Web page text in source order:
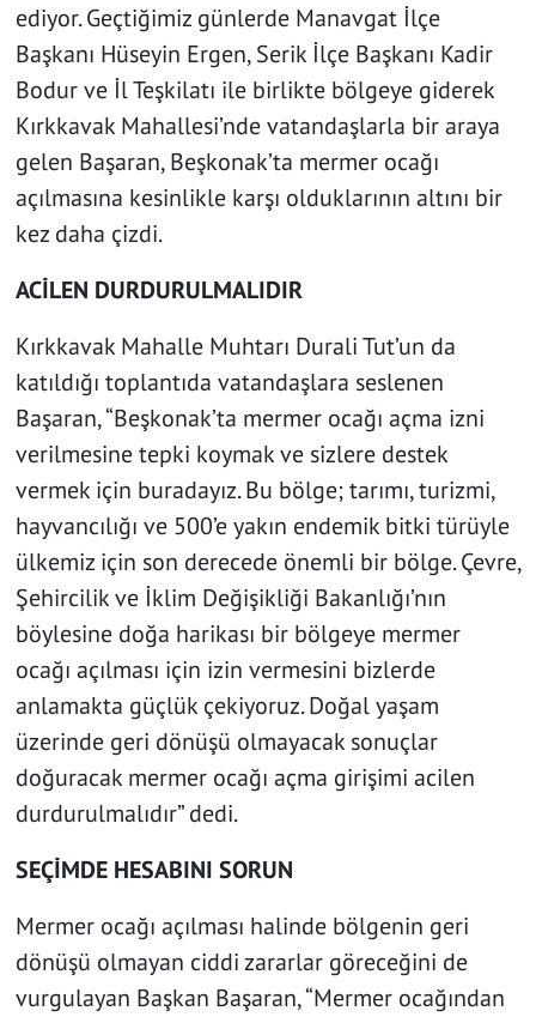
ediyor. Geçtiğimiz günlerde Manavgat İlçe
Başkanı Hüseyin Ergen, Serik İlçe Başkanı Kadir
Bodur ve İl Teşkilatı ile birlikte bölgeye giderek
Kırkkavak Mahallesi’nde vatandaşlarla bir araya
gelen Başaran, Beşkonak’ta mermer ocağı
açılmasına kesinlikle karşı olduklarının altını bir
kez daha çizdi.
ACİLEN DURDURULMALIDIR
Kırkkavak Mahalle Muhtarı Durali Tut’un da
katıldığı toplantıda vatandaşlara seslenen
Başaran, “Beşkonak’ta mermer ocağı açma izni
verilmesine tepki koymak ve sizlere destek
vermek için buradayız. Bu bölge; tarımı, turizmi,
hayvancılığı ve 500’e yakın endemik bitki türüyle
ülkemiz için son derecede önemli bir bölge. Çevre,
Şehircilik ve İklim Değişikliği Bakanlığı’nın
böylesine doğa harikası bir bölgeye mermer
ocağı açılması için izin vermesini bizlerde
anlamakta güçlük çekiyoruz. Doğal yaşam
üzerinde geri dönüşü olmayacak sonuçlar
doğuracak mermer ocağı açma girişimi acilen
durdurulmalıdır” dedi.
SEÇİMDE HESABINI SORUN
Mermer ocağı açılması halinde bölgenin geri
dönüşü olmayan ciddi zararlar göreceğini de
vurgulayan Başkan Başaran, “Mermer ocağından